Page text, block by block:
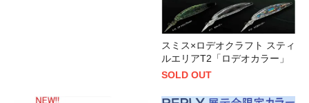
スミス×ロデオクラフト スティ
ルエリアT2「ロデオカラー」
SOLD OUT